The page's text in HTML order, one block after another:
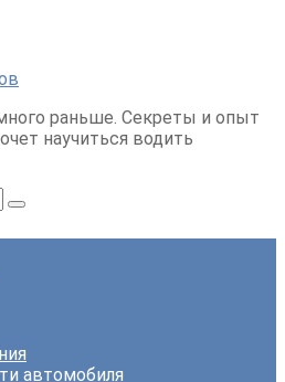
раньше. Секреты и опыт
научиться водить
автомобиля